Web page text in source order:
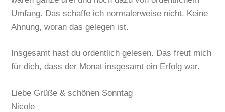
Umfang. Das schaffe ich normalerweise nicht. Keine
Ahnung, woran das gelegen ist.
Insgesamt hast du ordentlich gelesen. Das freut mich
für dich, dass der Monat insgesamt ein Erfolg war.
Liebe Grüße & schönen Sonntag
Nicole